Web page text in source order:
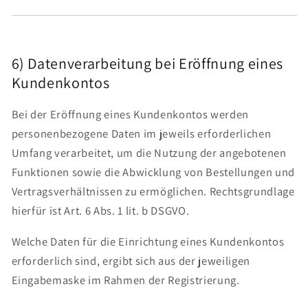
6) Datenverarbeitung bei Eröffnung eines
Kundenkontos
Bei der Eröffnung eines Kundenkontos werden
personenbezogene Daten im jeweils erforderlichen
Umfang verarbeitet, um die Nutzung der angebotenen
Funktionen sowie die Abwicklung von Bestellungen und
Vertragsverhältnissen zu ermöglichen. Rechtsgrundlage
hierfür ist Art. 6 Abs. 1 lit. b DSGVO.
Welche Daten für die Einrichtung eines Kundenkontos
erforderlich sind, ergibt sich aus der jeweiligen
Eingabemaske im Rahmen der Registrierung.